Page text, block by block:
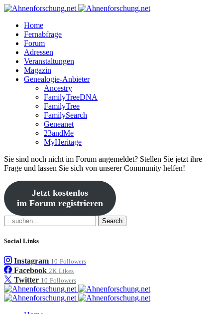
Home
Fernabfrage
Forum
Adressen
Veranstaltungen
Magazin
Genealogie-Anbieter
Ancestry
FamilyTreeDNA
FamilyTree
FamilySearch
Geneanet
23andMe
MyHeritage
Sie sind noch nicht im Forum angemeldet? Stellen Sie jetzt ihre
Frage und lassen Sie sich von unserer Community helfen!
Jetzt kostenlos
im Forum registrieren
Search
Social Links
Instagram 10 Followers
Facebook 2K Likes
Twitter 10 Followers